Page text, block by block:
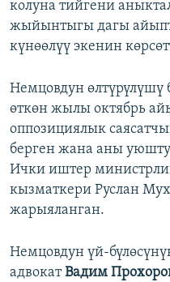
колуна тийгени
жыйынтыгы дагы
күнөөлүү экенин
Немцовдун өлтүрүлүшү
өткөн жылы октябрь
оппозициялык
берген жана аны
Ички иштер
кызматкери Руслан
жарыяланган.
Немцовдун үй-
адвокатВадим